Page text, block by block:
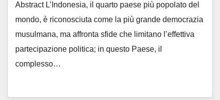
Abstract L’Indonesia, il quarto paese più popolato del
mondo, è riconosciuta come la più grande democrazia
musulmana, ma affronta sfide che limitano l’effettiva
partecipazione politica; in questo Paese, il
complesso…